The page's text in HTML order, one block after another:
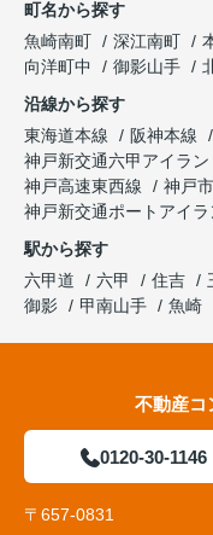
町名から探す
魚崎南町
深江南町
向洋町中
御影山手
沿線から探す
東海道本線
阪神本線
神戸新交通六甲アイラン
神戸高速東西線
神戸
神戸新交通ポートアイラ
駅から探す
六甲道
六甲 住吉
御影
甲南山手 魚崎
不動産コ
0120-30-1146
〒657-0831